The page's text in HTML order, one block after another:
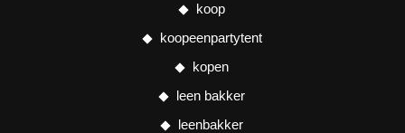
koop
koopeenpartytent
kopen
leen bakker
leenbakker